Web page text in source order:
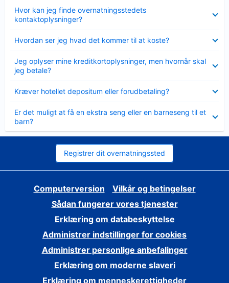
Hvor kan jeg finde overnatningsstedets
kontaktoplysninger?
Hvordan ser jeg hvad det kommer til at koste?
Jeg oplyser mine kreditkortoplysninger, men hvornår skal
jeg betale?
Kræver hotellet depositum eller forudbetaling?
Er det muligt at få en ekstra seng eller en barneseng til et
barn?
Registrer dit overnatningssted
Computerversion
Vilkår og betingelser
Sådan fungerer vores tjenester
Erklæring om databeskyttelse
Administrer indstillinger for cookies
Administrer personlige anbefalinger
Erklæring om moderne slaveri
Erklæring om menneskerettigheder